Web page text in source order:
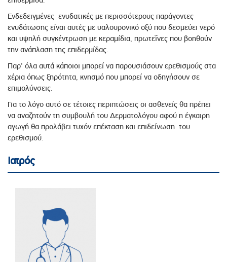
Ενδεδειγμένες ενυδατικές με περισσότερους παράγοντες
ενυδάτωσης είναι αυτές με υαλουρονικό οξύ που δεσμεύει νερό
και υψηλή συγκέντρωση με κεραμίδια, πρωτεΐνες που βοηθούν
την ανάπλαση της επιδερμίδας.
Παρ’ όλα αυτά κάποιοι μπορεί να παρουσιάσουν ερεθισμούς στα
χέρια όπως ξηρότητα, κνησμό που μπορεί να οδηγήσουν σε
επιμολύνσεις.
Για το λόγο αυτό σε τέτοιες περιπτώσεις οι ασθενείς θα πρέπει
να αναζητούν τη συμβουλή του Δερματολόγου αφού η έγκαιρη
αγωγή θα προλάβει τυχόν επέκταση και επιδείνωση του
ερεθισμού.
Ιατρός